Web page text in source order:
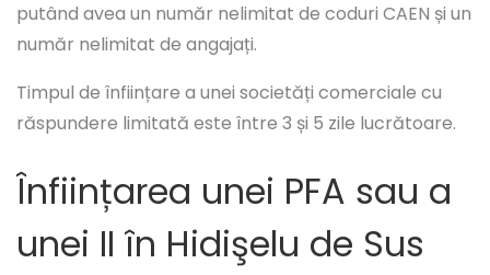
putând avea un număr nelimitat de coduri CAEN și un
număr nelimitat de angajați.
Timpul de înființare a unei societăți comerciale cu
răspundere limitată este între 3 și 5 zile lucrătoare.
Înființarea unei PFA sau a
unei II în Hidişelu de Sus